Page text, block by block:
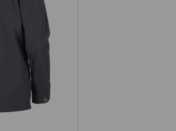
fonctionnels pour
de mobilité et de
tiennent le cap,
1 e.s.ambition